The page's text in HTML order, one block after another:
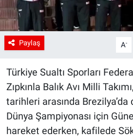
Paylaş A-
Türkiye Sualtı Sporları
Zıpkınla Balık Avı Milli
tarihleri arasında
Dünya Şampiyonası için
hareket ederken, kafilede